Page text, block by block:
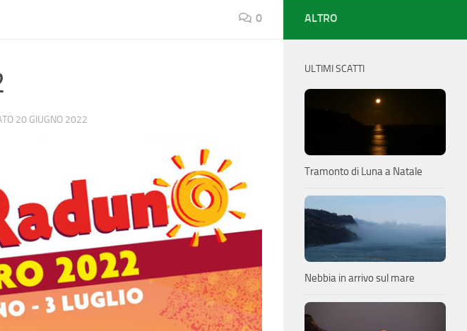
0
20 GIUGNO 2022
ALTRO
ULTIMI SCATTI
Tramonto di Luna a Natale
Nebbia in arrivo sul mare